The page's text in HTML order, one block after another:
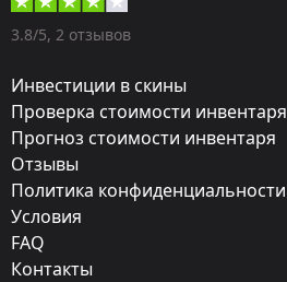
Оружие:
Exterior:
Закалённое в боях
Тактика
3.8/5, 2 отзывов
Инвестиции в скины
Проверка стоимости инвентаря
Прогноз стоимости инвентаря
Отзывы
Политика конфиденциальности
Условия
FAQ
Контакты